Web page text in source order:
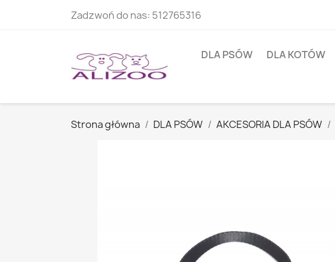
Zadzwoń do nas: 512765316
DLA PSÓW DLA KOTÓW
Strona główna DLA PSÓW AKCESORIA DLA PSÓW